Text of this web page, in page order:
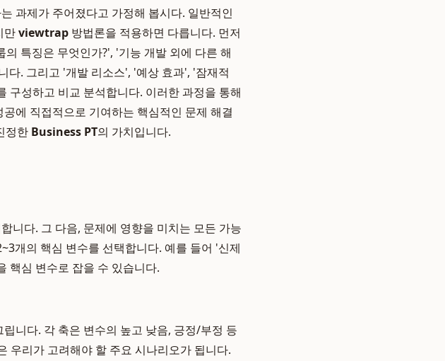
과제가 주어졌다고 가정해 봅시다. 일반적인
만viewtrap 방법론을 적용하면 다릅니다. 먼저
특징은 무엇인가?', '기능 개발 외에 다른 해
다. 그리고 '개발 리소스', '예상 효과', '잠재적
구성하고 비교 분석합니다. 이러한 과정을 통해
에 직접적으로 기여하는 핵심적인 문제 해결
정한 Business PT의 가치입니다.
니다. 그 다음, 문제에 영향을 미치는 모든 가능
개의 핵심 변수를 선택합니다. 예를 들어 '신제
핵심 변수로 잡을 수 있습니다.
니다. 각 축은 변수의 높고 낮음, 긍정/부정 등
우리가 고려해야 할 주요 시나리오가 됩니다.